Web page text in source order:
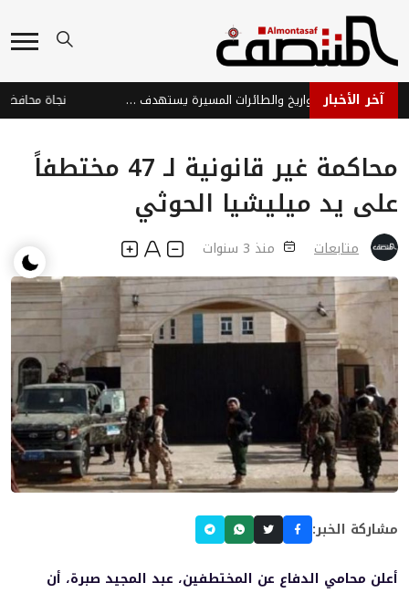
آخر الأخبار هجوم حوثي بالصواريخ والطائرات المسيرة يستهدف ميناء المخا والساحل الغربي
محاكمة غير قانونية لـ 47 مختطفاً
على يد ميليشيا الحوثي
متابعات منذ 3 سنوات
مشاركة الخبر:
أعلن محامي الدفاع عن المختطفين، عبد المجيد صبرة، أن